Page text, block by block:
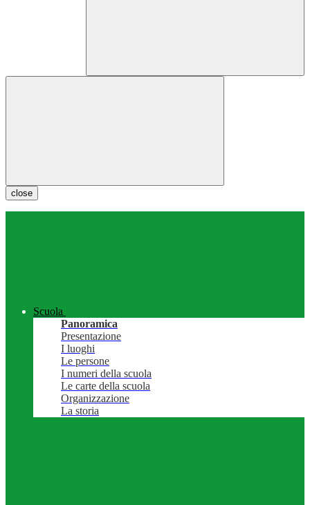
close
Scuola
Panoramica
Presentazione
I luoghi
Le persone
I numeri della scuola
Le carte della scuola
Organizzazione
La storia